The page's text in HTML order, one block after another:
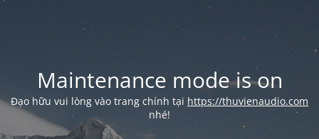
Maintenance mode is on
Đạo hữu vui lòng vào trang chính tại https://thuvienaudio.com
nhé!